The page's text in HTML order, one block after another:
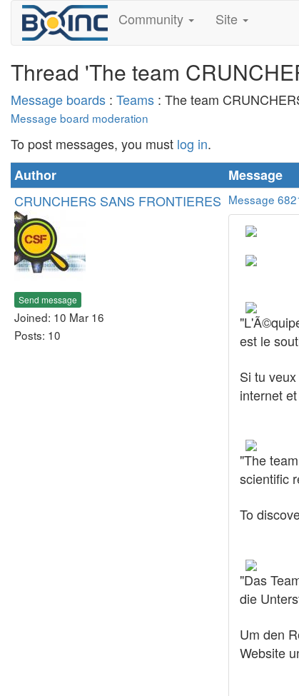
Community Site
Thread 'The team
Message boards : Teams : The team
Message board moderation
To post messages, you must log in.
Author
Message
CRUNCHERS SANS FRONTIERES
Send message
Joined: 10 Mar 16
Posts: 10
Message
est le
Si tu
internet
"The team
scientific
To
"Das
die
Um den
Website